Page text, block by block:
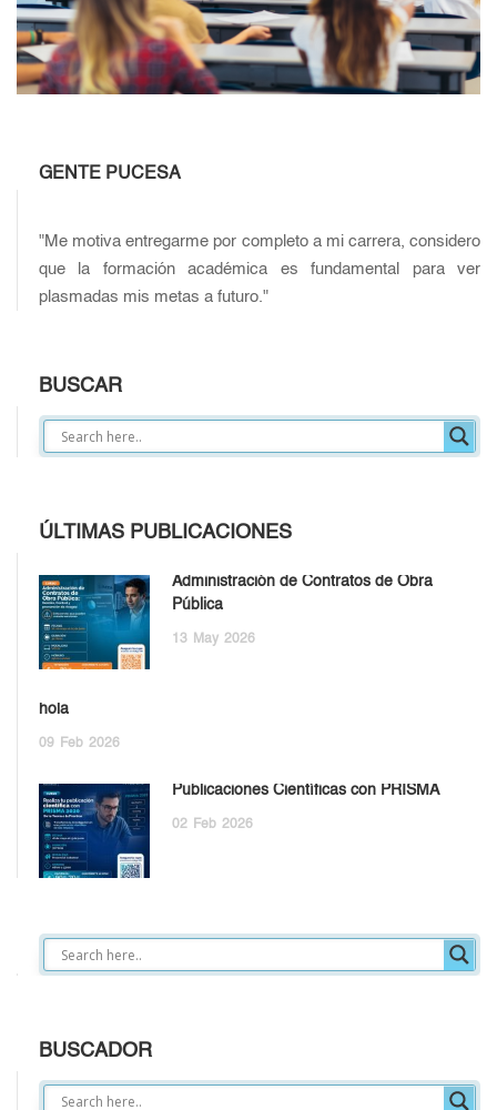
GENTE PUCESA
"Me motiva entregarme por completo a mi carrera, considero
que la formación académica es fundamental para ver
plasmadas mis metas a futuro."
BUSCAR
ÚLTIMAS PUBLICACIONES
Administración de Contratos de Obra
Pública
13 May 2026
hola
09 Feb 2026
Publicaciones Científicas con PRISMA
02 Feb 2026
BUSCADOR